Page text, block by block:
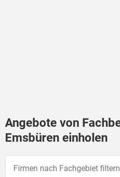
Angebote von
Emsbüren einholen